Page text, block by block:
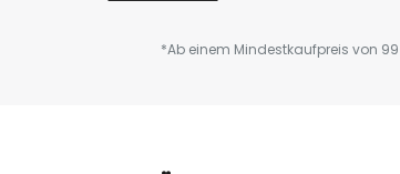
*Ab einem Mindestkaufpreis von